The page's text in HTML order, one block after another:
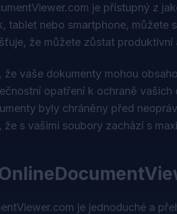
je přístupný z
tablet nebo smartphone,
že můžete zůstat produktivní
že vaše dokumenty mohou
opatření k ochraně
byly chráněny před
že s vašimi soubory zachází s
je jednoduché a